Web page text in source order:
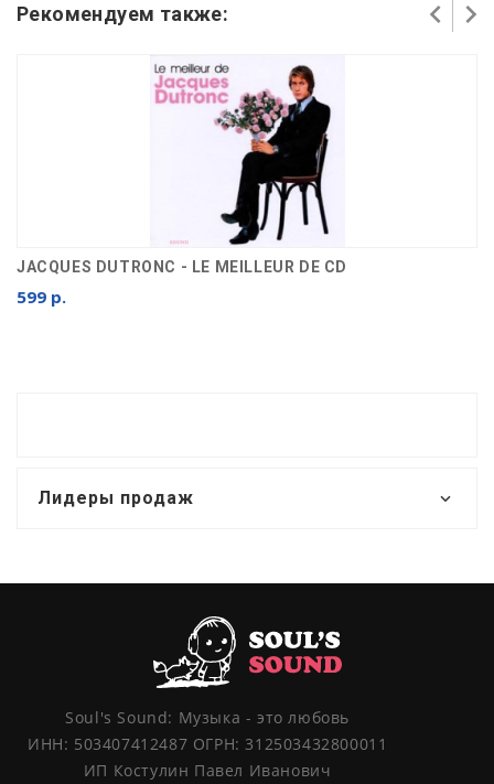
Рекомендуем также:
JACQUES DUTRONC - LE MEILLEUR DE CD
599 р.
Лидеры продаж
Soul's Sound: Музыка - это любовь
ИНН: 503407412487 ОГРН: 312503432800011
ИП Костулин Павел Иванович